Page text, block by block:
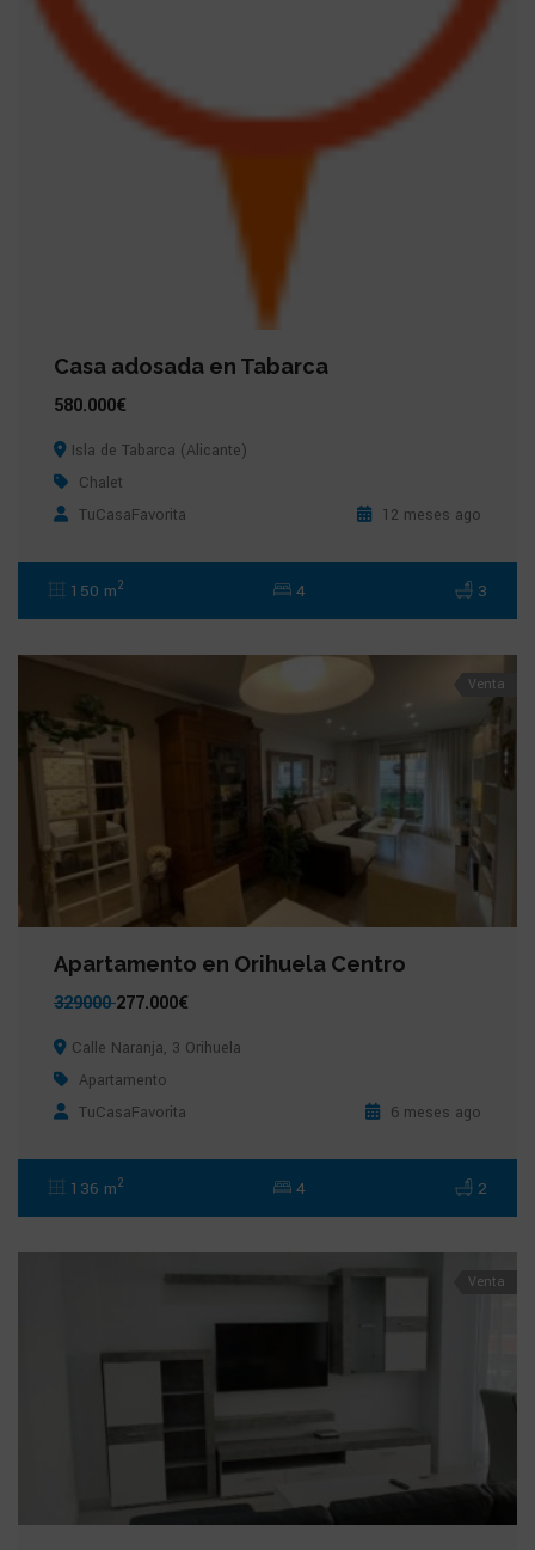
Casa adosada en Tabarca
580.000€
Isla de Tabarca (Alicante)
Chalet
TuCasaFavorita
12 meses ago
150 m2 4 3
Venta
Apartamento en Orihuela Centro
329000277.000€
Calle Naranja, 3 Orihuela
Apartamento
TuCasaFavorita
6 meses ago
136 m2 4 2
Venta